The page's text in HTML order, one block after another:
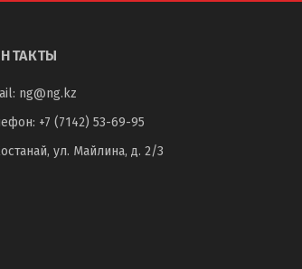
ng@ng.kz
: +7 (7142) 53-69-95
ул. Майлина, д. 2/3